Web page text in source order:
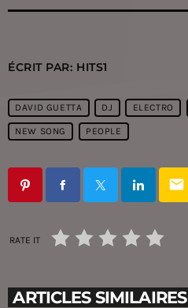
ÉCRIT PAR: HITS1
DAVID GUETTA DJ ELECTRO
NEW SONG PEOPLE
email
RATE IT
ARTICLES SIMILAIRES